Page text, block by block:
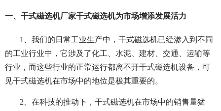
一、干式磁选机厂家干式磁选机为市场增添发展活力
1、我们的日常工业生产中，干式磁选机已经渗入到不同
的工业行业中，它涉及了化工、水泥、建材、交通、运输等
行业，而这些行业的正常运行都离不开干式磁选机设备，可
见干式磁选机在市场中的地位是极其重要的。
2、在科技的推动下，干式磁选机在市场中的销售量猛